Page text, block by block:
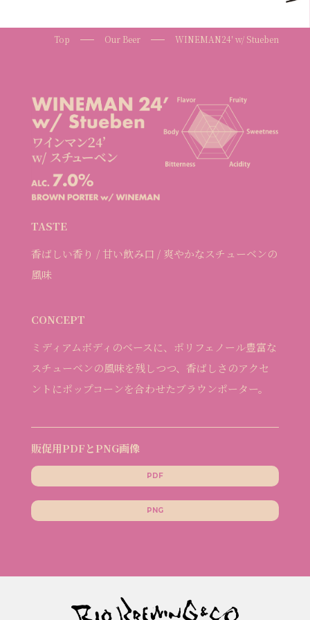
Top Our Beer WINEMAN24′ w/ Stueben
TASTE
香ばしい香り / 甘い飲み口 / 爽やかなスチューベンの
風味
CONCEPT
ミディアムボディのベースに、ポリフェノール豊富な
スチューベンの風味を残しつつ、香ばしさのアクセ
ントにポップコーンを合わせたブラウンポーター。
販促用PDFとPNG画像
PDF
PNG